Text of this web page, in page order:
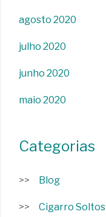
agosto 2020
julho 2020
junho 2020
maio 2020
Categorias
Blog
Cigarro Soltos